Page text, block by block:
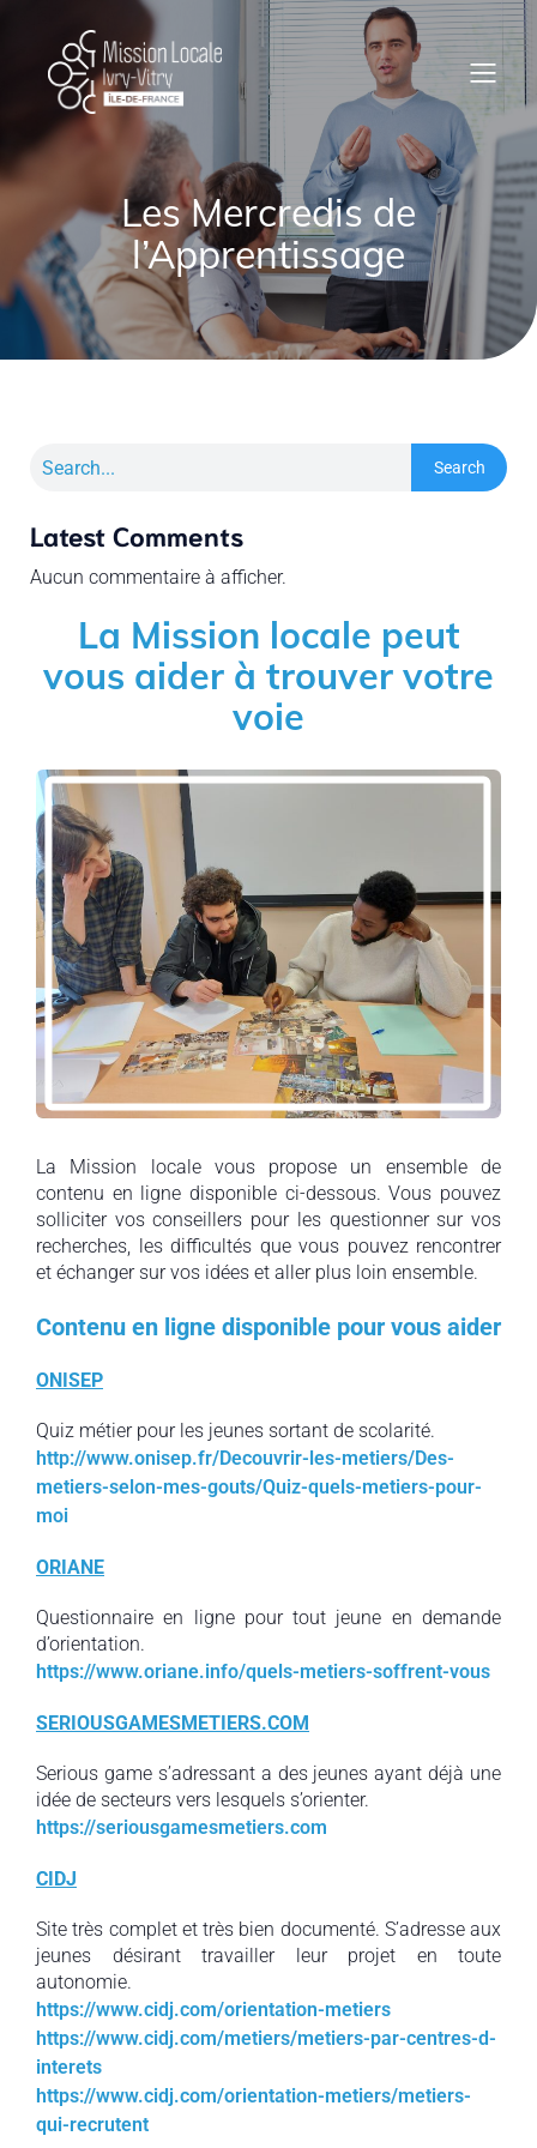
Les Mercredis de
l’Apprentissage
Search
Latest Comments
Aucun commentaire à afficher.
La Mission locale peut
vous aider à trouver votre
voie
La Mission locale vous propose un ensemble de
contenu en ligne disponible ci-dessous. Vous pouvez
solliciter vos conseillers pour les questionner sur vos
recherches, les difficultés que vous pouvez rencontrer
et échanger sur vos idées et aller plus loin ensemble.
Contenu en ligne disponible pour vous aider
ONISEP
Quiz métier pour les jeunes sortant de scolarité.
http://www.onisep.fr/Decouvrir-les-metiers/Des-
metiers-selon-mes-gouts/Quiz-quels-metiers-pour-
moi
ORIANE
Questionnaire en ligne pour tout jeune en demande
d’orientation.
https://www.oriane.info/quels-metiers-soffrent-vous
SERIOUSGAMESMETIERS.COM
Serious game s’adressant a des jeunes ayant déjà une
idée de secteurs vers lesquels s’orienter.
https://seriousgamesmetiers.com
CIDJ
Site très complet et très bien documenté. S’adresse aux
jeunes désirant travailler leur projet en toute
autonomie.
https://www.cidj.com/orientation-metiers
https://www.cidj.com/metiers/metiers-par-centres-d-
interets
https://www.cidj.com/orientation-metiers/metiers-
qui-recrutent